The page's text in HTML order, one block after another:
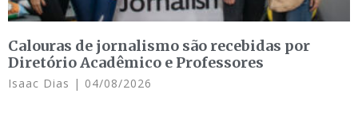
Calouras de jornalismo são recebidas por
Diretório Acadêmico e Professores
Isaac Dias 04/08/2026